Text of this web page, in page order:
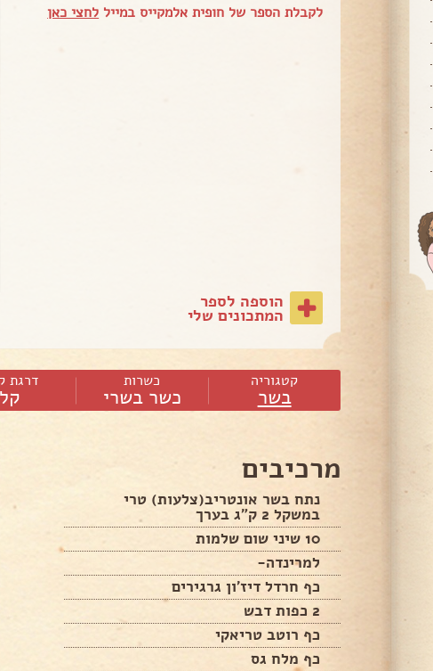
לקבלת הספר של חופית אלמקייס במייל לחצי כאן
הוספה לספר
המתכונים שלי
קטגוריה
בשר
כשרות
כשר בשרי
דרגת
קל
מרכיבים
נתח בשר אונטריב(צלעות) טרי
במשקל 2 ק"ג בערך
10 שיני שום שלמות
למרינדה-
כף חרדל דיז'ון גרגירים
2 כפות דבש
כף רוטב טריאקי
כף מלח גס